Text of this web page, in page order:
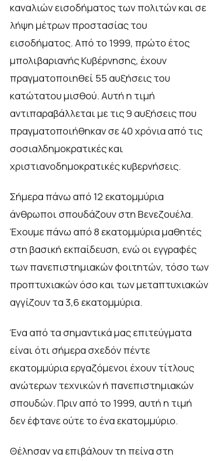
καναλιών εισοδήματος των πολιτών και σε
λήψη μέτρων προστασίας του
εισοδήματος. Από το 1999, πρώτο έτος
μπολιβαριανής Κυβέρνησης, έχουν
πραγματοποιηθεί 55 αυξήσεις του
κατώτατου μισθού. Αυτή η τιμή
αντιπαραβάλλεται με τις 9 αυξήσεις που
πραγματοποιήθηκαν σε 40 χρόνια από τις
σοσιαλδημοκρατικές και
χριστιανοδημοκρατικές κυβερνήσεις.
Σήμερα πάνω από 12 εκατομμύρια
άνθρωποι σπουδάζουν στη Βενεζουέλα.
Έχουμε πάνω από 8 εκατομμύρια μαθητές
στη βασική εκπαίδευση, ενώ οι εγγραφές
των πανεπιστημιακών φοιτητών, τόσο των
προπτυχιακών όσο και των μεταπτυχιακών
αγγίζουν τα 3,6 εκατομμύρια.
Ένα από τα σημαντικά μας επιτεύγματα
είναι ότι σήμερα σχεδόν πέντε
εκατομμύρια εργαζόμενοι έχουν τίτλους
ανώτερων τεχνικών ή πανεπιστημιακών
σπουδών. Πριν από το 1999, αυτή η τιμή
δεν έφτανε ούτε το ένα εκατομμύριο.
Θέλησαν να επιβάλουν τη πείνα στη